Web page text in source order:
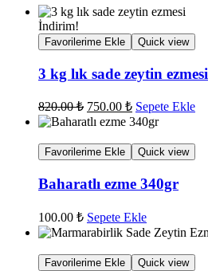
İndirim!
Favorilerime Ekle Quick view
3 kg lık sade zeytin ezmesi
820.00₺ Orijinal
fiyat:
750.00 ₺Şu
andaki
fiyat:
750.00 ₺.
Sepete Ekle
Favorilerime Ekle Quick view
Baharatlı ezme 340gr
100.00 ₺ Sepete Ekle
Favorilerime Ekle Quick view